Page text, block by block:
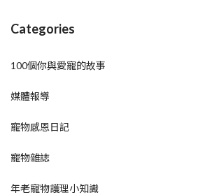
Categories
100個你與愛寵的故事
媒體報導
寵物感恩日記
寵物雜誌
年老寵物護理小知識